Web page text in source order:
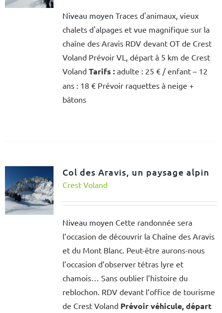
Niveau moyen Traces d'animaux, vieux
chalets d'alpages et vue magnifique sur la
chaîne des Aravis RDV devant OT de Crest
Voland Prévoir VL, départ à 5 km de Crest
Voland Tarifs :adulte : 25 € / enfant – 12
ans : 18 € Prévoir raquettes à neige +
bâtons
Col des Aravis, un paysage alpin
Crest Voland
Niveau moyen Cette randonnée sera
l’occasion de découvrir la Chaîne des Aravis
et du Mont Blanc. Peut-être aurons-nous
l’occasion d’observer tétras lyre et
chamois… Sans oublier l’histoire du
reblochon. RDV devant l’office de tourisme
de Crest Voland Prévoir véhicule, départ